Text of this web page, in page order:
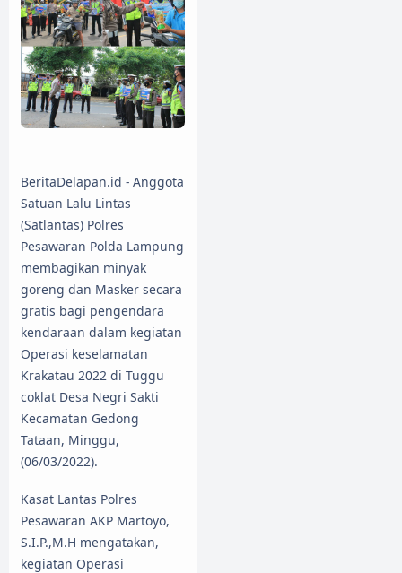
BeritaDelapan.id - Anggota
Satuan Lalu Lintas
(Satlantas) Polres
Pesawaran Polda Lampung
membagikan minyak
goreng dan Masker secara
gratis bagi pengendara
kendaraan dalam kegiatan
Operasi keselamatan
Krakatau 2022 di Tuggu
coklat Desa Negri Sakti
Kecamatan Gedong
Tataan, Minggu,
(06/03/2022).
Kasat Lantas Polres
Pesawaran AKP Martoyo,
S.I.P.,M.H mengatakan,
kegiatan Operasi